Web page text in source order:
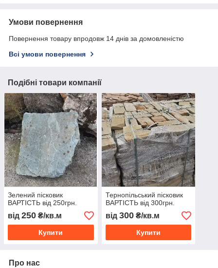
Умови повернення
Повернення товару впродовж 14 днів за домовленістю
Всі умови повернення
Подібні товари компанії
Зелений пісковик
ВАРТІСТЬ від 250грн.
від 250 ₴/кв.м
Купити
Тернопільський пісковик
ВАРТІСТЬ від 300грн.
від 300₴/кв.м
Купити
Про нас